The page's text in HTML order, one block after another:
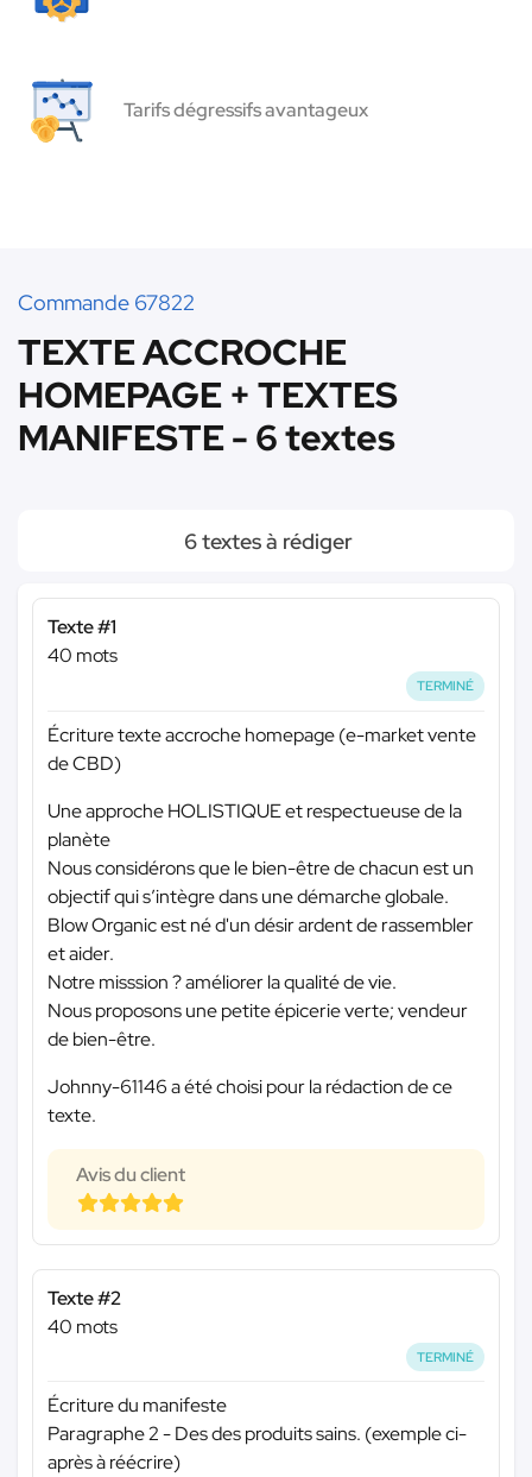
Tarifs dégressifs avantageux
Commande 67822
TEXTE ACCROCHE
HOMEPAGE + TEXTES
MANIFESTE - 6 textes
6 textes à rédiger
Texte #1
40 mots
TERMINÉ
Écriture texte accroche homepage (e-market vente
de CBD)
Une approche HOLISTIQUE et respectueuse de la
planète
Nous considérons que le bien-être de chacun est un
objectif qui s’intègre dans une démarche globale.
Blow Organic est né d'un désir ardent de rassembler
et aider.
Notre misssion ? améliorer la qualité de vie.
Nous proposons une petite épicerie verte; vendeur
de bien-être.
Johnny-61146 a été choisi pour la rédaction de ce
texte.
Avis du client
Texte #2
40 mots
TERMINÉ
Écriture du manifeste
Paragraphe 2 - Des des produits sains. (exemple ci-
après à réécrire)